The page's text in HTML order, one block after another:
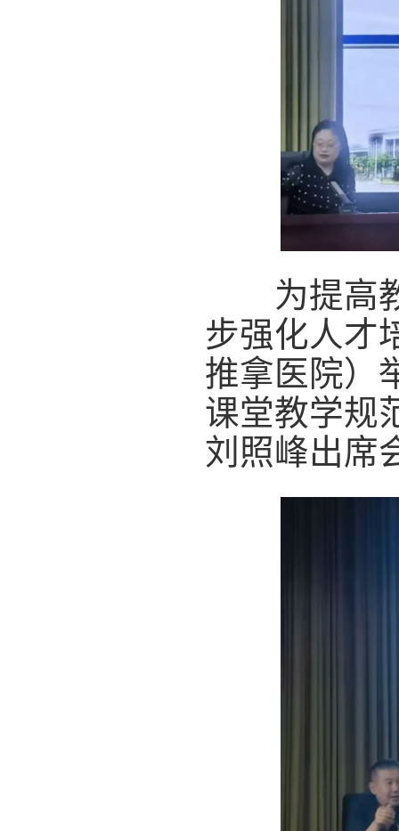
为提高教
步强化人才
推拿医院）
课堂教学规
刘照峰出席